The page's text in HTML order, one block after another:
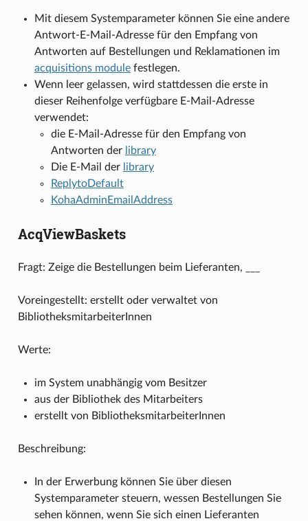
Mit diesem Systemparameter können Sie eine andere
Antwort-E-Mail-Adresse für den Empfang von
Antworten auf Bestellungen und Reklamationen im
acquisitions modulefestlegen.
Wenn leer gelassen, wird stattdessen die erste in
dieser Reihenfolge verfügbare E-Mail-Adresse
verwendet:
die E-Mail-Adresse für den Empfang von
Antworten der library
Die E-Mail der library
ReplytoDefault
KohaAdminEmailAddress
AcqViewBaskets
Fragt: Zeige die Bestellungen beim Lieferanten, ___
Voreingestellt: erstellt oder verwaltet von
BibliotheksmitarbeiterInnen
Werte:
im System unabhängig vom Besitzer
aus der Bibliothek des Mitarbeiters
erstellt von BibliotheksmitarbeiterInnen
Beschreibung:
In der Erwerbung können Sie über diesen
Systemparameter steuern, wessen Bestellungen Sie
sehen können, wenn Sie sich einen Lieferanten